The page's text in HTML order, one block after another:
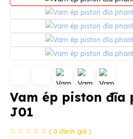
Vam ép piston đĩa
J01
( 0 đánh giá )